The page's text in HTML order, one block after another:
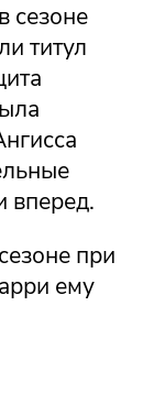
сезоне
титул
вперед.
при
ему